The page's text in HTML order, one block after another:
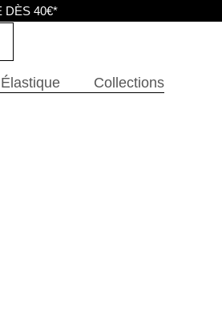
Élastique Collections
DÈS 40€*